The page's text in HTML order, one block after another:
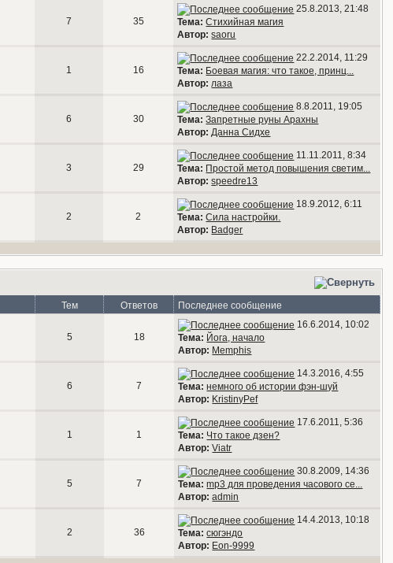
7 35
25.8.2013, 21:48
Тема: Стихийная магия
Автор: saoru
1 16
22.2.2014, 11:29
Тема: Боевая магия: что такое, принц...
Автор: лаза
6 30
8.8.2011, 19:05
Тема: Запретные руны Арахны
Автор: Данна Сидхе
3 29
11.11.2011, 8:34
Тема: Простой метод повышения светим...
Автор: speedre13
2 2
18.9.2012, 6:11
Тема: Сила настройки.
Автор: Badger
Тем Ответов
Последнее сообщение
5 18
16.6.2014, 10:02
Тема: Йога, начало
Автор: Memphis
6 7
14.3.2016, 4:55
Тема: немного об истории фэн-шуй
Автор: KristinyPef
1 1
17.6.2011, 5:36
Тема: Что такое дзен?
Автор: Viatr
5 7
30.8.2009, 14:36
Тема: mp3 для проведения часового се...
Автор: admin
2 36
14.4.2013, 10:18
Тема: сюгэндо
Автор: Eon-9999